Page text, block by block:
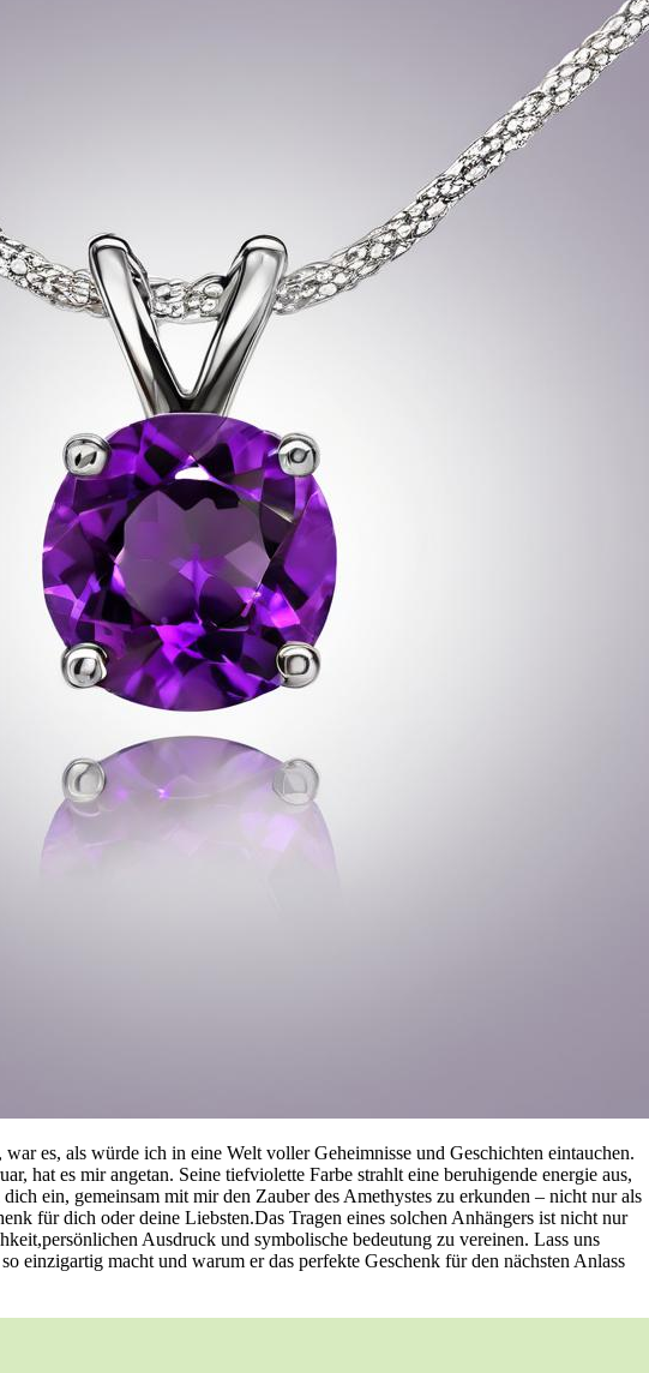
es, als würde ​ich in eine Welt voller Geheimnisse und Geschichten eintauchen.
hat es mir angetan. Seine⁢ tiefviolette Farbe strahlt eine beruhigende energie aus,
ein, gemeinsam​ mit‌ mir den​ Zauber des ⁢Amethystes​ zu‍ erkunden – ⁤nicht nur ⁤als
für ​dich oder deine Liebsten.Das ⁣Tragen eines solchen ⁢Anhängers ist nicht ​nur
Ausdruck und symbolische bedeutung zu vereinen. Lass uns
einzigartig macht und⁣ warum​ er das​ perfekte Geschenk für den⁢ nächsten Anlass